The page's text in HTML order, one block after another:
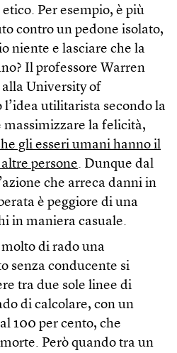
Per esempio, è più
contro un pedone isolato,
niente e lasciare che la
Il professore Warren
University of
utilitarista secondo la
la felicità,
gli esseri umani hanno il
persone. Dunque dal
che arreca danni in
è peggiore di una
in maniera casuale.
di rado una
senza conducente si
tra due sole linee di
di calcolare, con un
100 per cento, che
Però quando tra un